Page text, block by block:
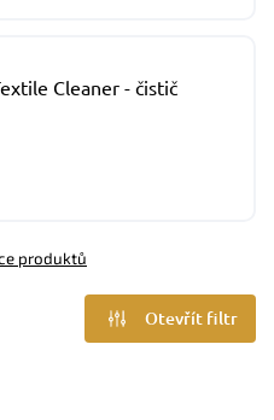
Cleaner - čistič
produktů
Otevřít filtr